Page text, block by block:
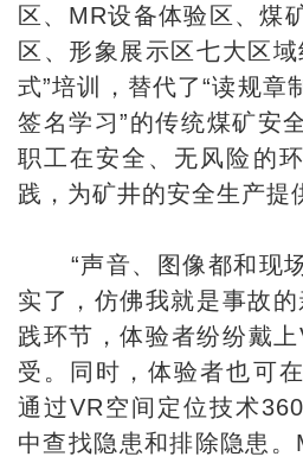
区、MR设备体验区、煤
区、形象展示区七大区
式”培训，替代了“读规章
签名学习”的传统煤矿安
职工在安全、无风险的
践，为矿井的安全生产提
“声音、图像都和现场
实了，仿佛我就是事故
践环节，体验者纷纷戴
受。同时，体验者也可
通过VR空间定位技术
中查找隐患和排除隐患